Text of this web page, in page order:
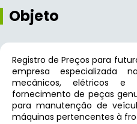
Objeto
Registro de Preços para
empresa especializada
mecânicos, elétricos e
fornecimento de peças
para manutenção de
máquinas pertencentes à